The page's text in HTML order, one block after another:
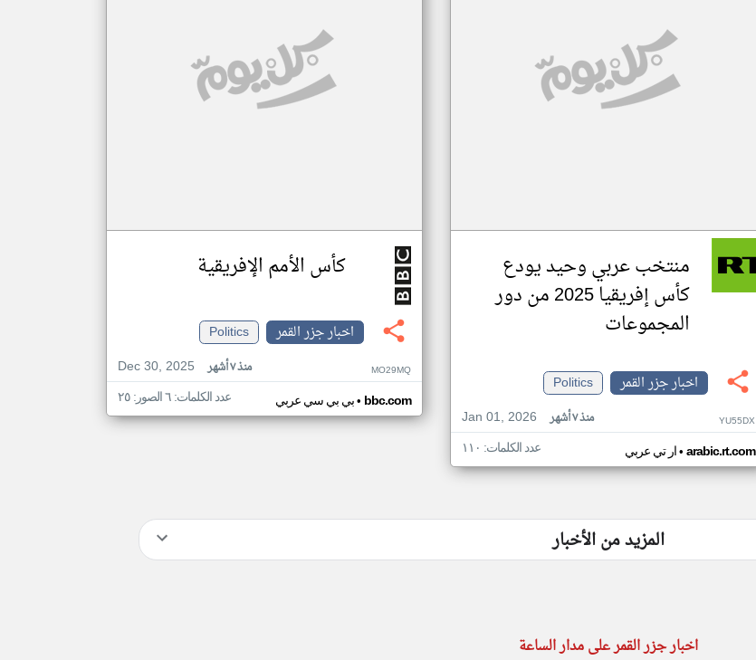
منتخب عربي وحيد يودع
كأس إفريقيا 2025 من دور
المجموعات
اخبار جزر القمر
Politics
Jan 01, 2026
منذ ٧ أشهر YU55DX
ار تي عربي• arabic.rt.com عدد الكلمات: ١١٠
كأس الأمم الإفريقية
اخبار جزر القمر
Politics
Dec 30, 2025
منذ ٧ أشهر MO29MQ
بي بي سي عربي• bbc.com عدد الكلمات: ٦ الصور: ٢٥
المزيد من الأخبار
اخبار جزر القمر على مدار الساعة